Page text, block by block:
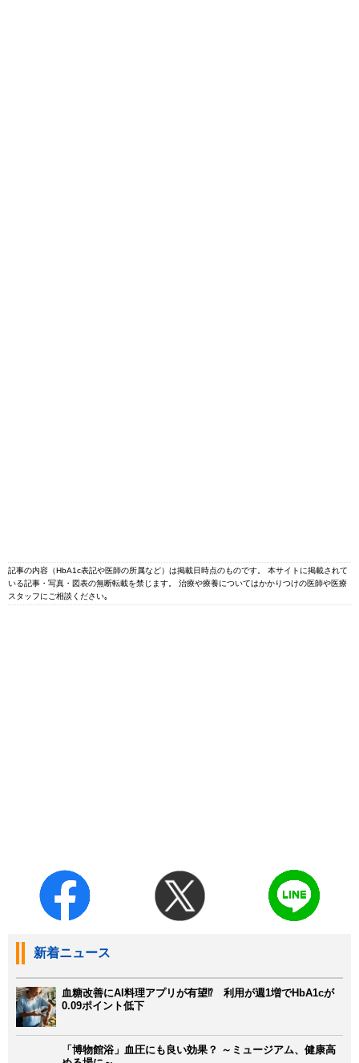
記事の内容（HbA1c表記や医師の所属など）は掲載日時点のものです。 本サイトに掲載されて
いる記事・写真・図表の無断転載を禁じます。 治療や療養についてはかかりつけの医師や医療
スタッフにご相談ください｡
新着ニュース
血糖改善にAI料理アプリが有望⁉ 利用が週1増でHbA1cが
0.09ポイント低下
「博物館浴」血圧にも良い効果？ ～ミュージアム、健康高